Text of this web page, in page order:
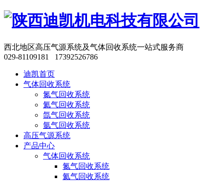
西北地区高压气源系统及气体回收系统一站式服务商
029-81109181 17392526786
迪凯首页
气体回收系统
氮气回收系统
氦气回收系统
氙气回收系统
氩气回收系统
高压气源系统
产品中心
气体回收系统
氮气回收系统
氦气回收系统